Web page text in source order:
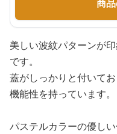
商
美しい波紋パターンが
です。
蓋がしっかりと付いて
機能性を持っています。
パステルカラーの優し